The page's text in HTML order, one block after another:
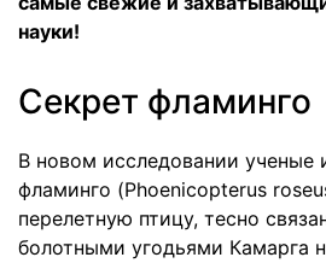
науки!
Секрет фламинго
В новом исследовании ученые
фламинго (Phoenicopterus
перелетную птицу, тесно
болотными угодьями Камарга